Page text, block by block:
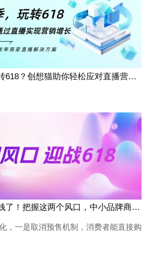
如何通过直播玩转618？创想猫助你轻松应对直播营销热潮！
别总羡慕别人赚钱了！把握这两个风口，中小品牌商家也能玩转618
，一是取消预售机制，消费者能直接购